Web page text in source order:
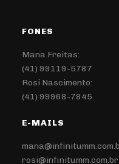
FONES
Mana Freitas:
(41) 99119-5787
Rosi Nascimento:
(41) 99968-7845
E-MAILS
rosi@infinitumm.com.br